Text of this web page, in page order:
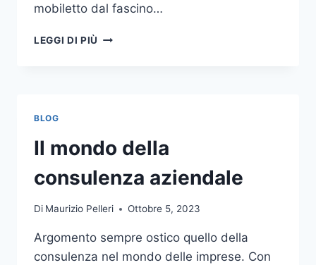
mobiletto dal fascino…
LEGGI DI PIÙ ETAGERE
PER
L’ARREDO
GIARDINO
BLOG
Il mondo della
consulenza aziendale
Di Maurizio Pelleri Ottobre 5, 2023
Argomento sempre ostico quello della
consulenza nel mondo delle imprese. Con